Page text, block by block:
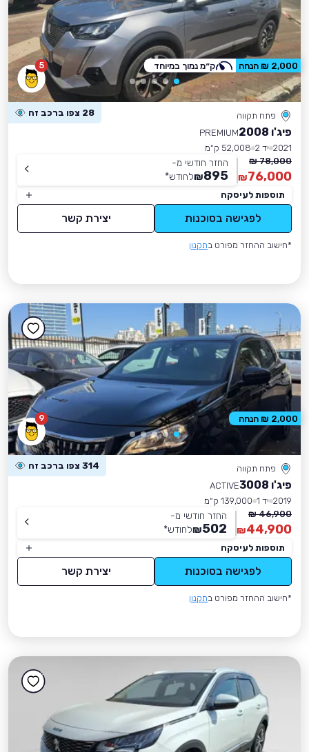
5
פתח תקווה 28 צפו ברכב זה
פיג'ו 2008
PREMIUM
2021 יד 2
52,008 ק״מ
78,000 ₪
76,000
₪
החזר חודשי מ-
895
₪לחודש*
תוספות לעיסקה
לפגישה בסוכנות יצירת קשר
*חישוב ההחזר מפורט בתקנון
2,000 ₪ הנחה ק״מ נמוך במיוחד
9
פתח תקווה 314 צפו ברכב זה
פיג'ו 3008
ACTIVE
2019 יד 1
139,000 ק״מ
46,900 ₪
44,900
₪
החזר חודשי מ-
502
₪לחודש*
תוספות לעיסקה
לפגישה בסוכנות יצירת קשר
*חישוב ההחזר מפורט בתקנון
2,000 ₪ הנחה